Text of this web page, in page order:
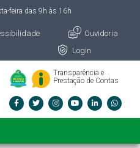
feira das 9h às 16h
Ouvidoria
Login
Transparência e
Prestação de Contas